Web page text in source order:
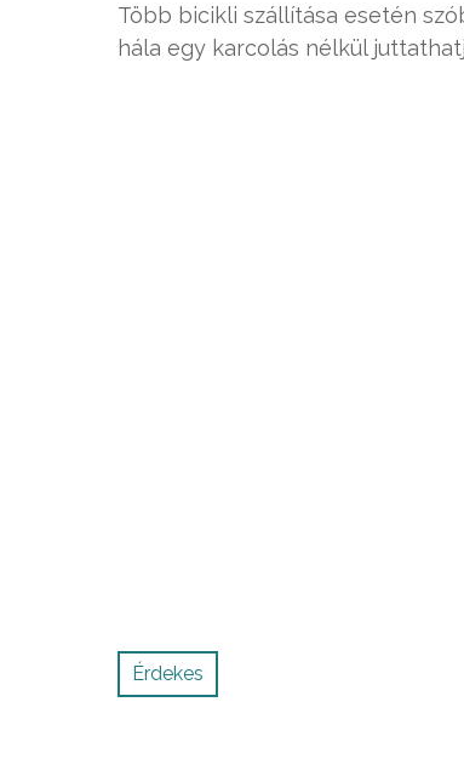
Több bicikli szállítása esetén
hála egy karcolás nélkül
Érdekes